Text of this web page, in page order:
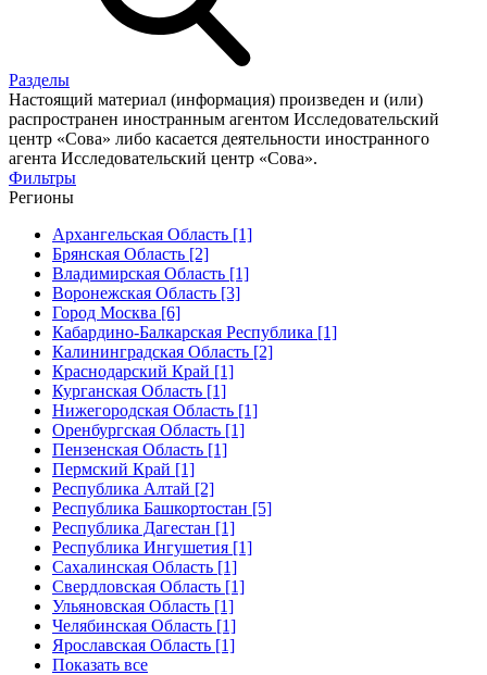
Разделы
Настоящий материал (информация) произведен и (или)
распространен иностранным агентом Исследовательский
центр «Сова» либо касается деятельности иностранного
агента Исследовательский центр «Сова».
Фильтры
Регионы
Архангельская Область [1]
Брянская Область [2]
Владимирская Область [1]
Воронежская Область [3]
Город Москва [6]
Кабардино-Балкарская Республика [1]
Калининградская Область [2]
Краснодарский Край [1]
Курганская Область [1]
Нижегородская Область [1]
Оренбургская Область [1]
Пензенская Область [1]
Пермский Край [1]
Республика Алтай [2]
Республика Башкортостан [5]
Республика Дагестан [1]
Республика Ингушетия [1]
Сахалинская Область [1]
Свердловская Область [1]
Ульяновская Область [1]
Челябинская Область [1]
Ярославская Область [1]
Показать все